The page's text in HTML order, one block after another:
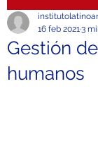
Gestión
humanos
16 feb 20213